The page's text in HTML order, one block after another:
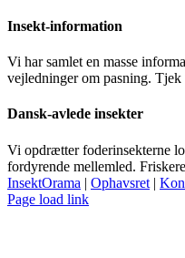
Insekt-information
Vi har samlet en masse
vejledninger om pasning. Tjek
Dansk-avlede insekter
Vi opdrætter foderinsekterne
fordyrende mellemled.
InsektOrama | Ophavsret |
Facebook
Page load link